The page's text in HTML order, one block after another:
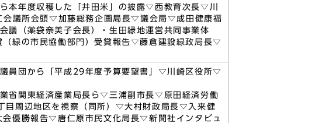
本年度収穫した「井田米」の披露▽西教育次長▽川
議所会頭▽加藤総務企画局長▽議会局▽成田健康福
（薬袋奈美子会長）・生田緑地運営共同事業体
緑の市民協働部門）受賞報告▽藤倉建設緑政局長▽
員団から「平成29年度予算要望書」▽川崎区役所▽
省関東経済産業局長ら▽三浦副市長▽原田経済労働
周辺地区を視察（同所）▽大村財政局長▽入来健
優勝報告▽唐仁原市民文化局長▽新聞社インタビュ